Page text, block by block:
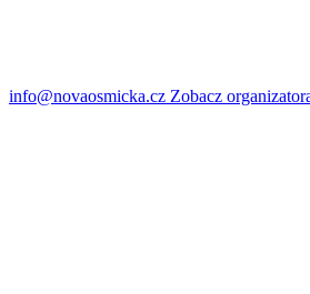
info@novaosmicka.cz Zobacz